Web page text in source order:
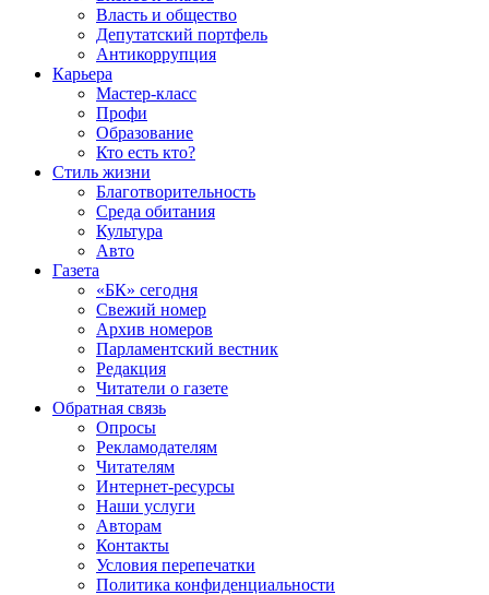
Власть и общество
Депутатский портфель
Антикоррупция
Карьера
Мастер-класс
Профи
Образование
Кто есть кто?
Стиль жизни
Благотворительность
Среда обитания
Культура
Авто
Газета
«БК» сегодня
Свежий номер
Архив номеров
Парламентский вестник
Редакция
Читатели о газете
Обратная связь
Опросы
Рекламодателям
Читателям
Интернет-ресурсы
Наши услуги
Авторам
Контакты
Условия перепечатки
Политика конфиденциальности